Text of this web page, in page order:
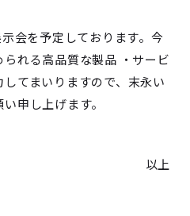
会を予定しております。今
れる高品質な製品 ・サービ
てまいりますので、末永い
申し上げます。
以上